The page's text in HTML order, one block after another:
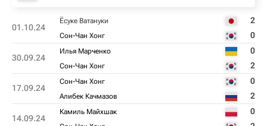
01.10.24
Ёсуке Ватануки 2
Сон-Чан Хонг 0
30.09.24
Илья Марченко 0
Сон-Чан Хонг 2
17.09.24
Сон-Чан Хонг 0
Алибек Качмазов 2
14.09.24
Камиль Майхшак 0